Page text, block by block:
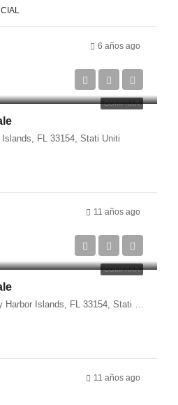
6 años ago
COMPRAR
FL 33154, Stati Uniti
11 años ago
COMPRAR
9400 E Broadview Dr, Bay Harbor Islands, FL 33154, Stati Uniti
11 años ago